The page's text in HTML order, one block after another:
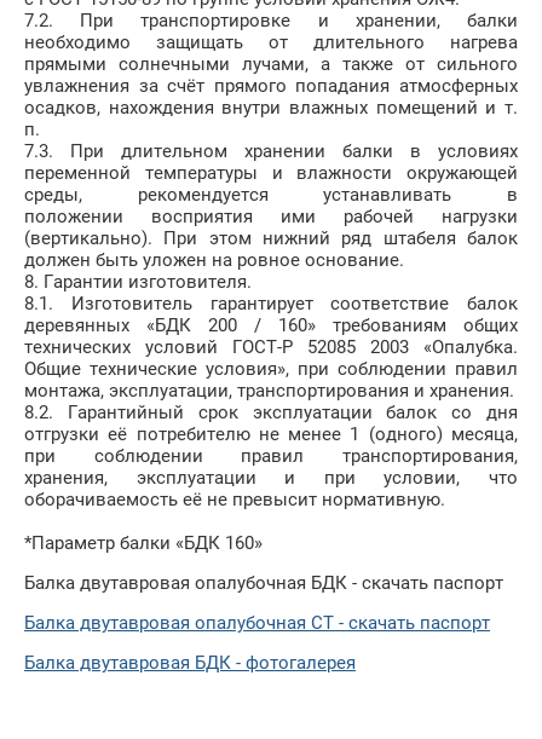
7.2. При транспортировке и хранении, балки
необходимо защищать от длительного нагрева
прямыми солнечными лучами, а также от сильного
увлажнения за счёт прямого попадания атмосферных
осадков, нахождения внутри влажных помещений и т.
п.
7.3. При длительном хранении балки в условиях
переменной температуры и влажности окружающей
среды, рекомендуется устанавливать в
положении восприятия ими рабочей нагрузки
(вертикально). При этом нижний ряд штабеля балок
должен быть уложен на ровное основание.
8. Гарантии изготовителя.
8.1. Изготовитель гарантирует соответствие балок
деревянных «БДК 200 / 160» требованиям общих
технических условий ГОСТ-Р 52085 2003 «Опалубка.
Общие технические условия», при соблюдении правил
монтажа, эксплуатации, транспортирования и хранения.
8.2. Гарантийный срок эксплуатации балок со дня
отгрузки её потребителю не менее 1 (одного) месяца,
при соблюдении правил транспортирования,
хранения, эксплуатации и при условии, что
оборачиваемость её не превысит нормативную.
*Параметр балки «БДК 160»
Балка двутавровая опалубочная БДК - скачать паспорт
Балка двутавровая опалубочная СТ - скачать паспорт
Балка двутавровая БДК - фотогалерея